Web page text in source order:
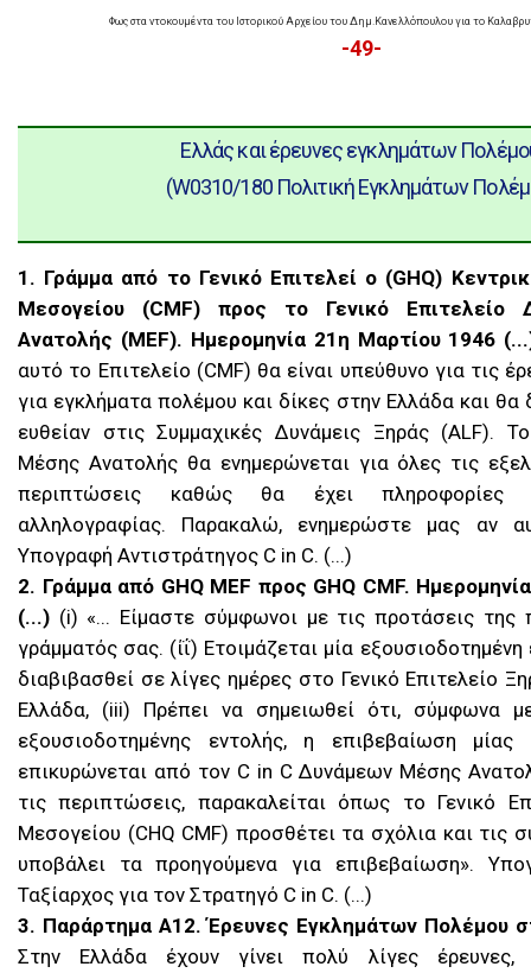
Φως στα ντοκουμέντα του Ιστορικού Αρχείου του Δημ.Κανελλόπουλου για το
-49-
Ελλάς και έρευνες εγκλημάτων
(W0310/180 Πολιτική Εγκλημάτων
1. Γράμμα από το Γενικό Επιτελεί o (GHQ)
Μεσογείου (CMF) προς το Γενικό Επιτελείο
Ανατολής (MEF). Ημερομηνία 21η Μαρτίου 1946
αυτό το Επιτελείο (CMF) θα είναι υπεύθυνο για τις
για εγκλήματα πολέμου και δίκες στην Ελλάδα και θα
ευθείαν στις Συμμαχικές Δυνάμεις Ξηράς (ALF). Το
Μέσης Ανατολής θα ενημερώνεται για όλες τις
περιπτώσεις καθώς θα έχει πληροφορίες
αλληλογραφίας. Παρακαλώ, ενημερώστε μας αν
Υπογραφή Αντιστράτηγος C in C. (...)
2. Γράμμα από GHQ MEF προς GHQ CMF.
(...) (i) «... Είμαστε σύμφωνοι με τις προτάσεις
γράμματός σας. (ίΐ) Ετοιμάζεται μία
διαβιβασθεί σε λίγες ημέρες στο Γενικό Επιτελείο
Ελλάδα, (iii) Πρέπει να σημειωθεί ότι, σύμφωνα
εξουσιοδοτημένης εντολής, η επιβεβαίωση μίας
επικυρώνεται από τον C in C Δυνάμεων Μέσης
τις περιπτώσεις, παρακαλείται όπως το Γενικό
Μεσογείου (CHQ CMF) προσθέτει τα σχόλια και τις
υποβάλει τα προηγούμενα για επιβεβαίωση».
Ταξίαρχος για τον Στρατηγό C in C. (...)
3. Παράρτημα Α12. Έρευνες Εγκλημάτων Πολέμου
Στην Ελλάδα έχουν γίνει πολύ λίγες